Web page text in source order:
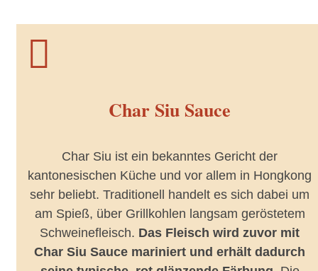

Char Siu Sauce
Char Siu ist ein bekanntes Gericht der
kantonesischen Küche und vor allem in Hongkong
sehr beliebt. Traditionell handelt es sich dabei um
am Spieß, über Grillkohlen langsam geröstetem
Schweinefleisch. Das Fleisch wird zuvor mit
Char Siu Sauce mariniert und erhält dadurch